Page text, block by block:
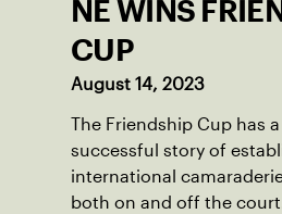
NE WINS
CUP
August 14, 2023
The Friendship Cup has
successful story of
international
both on and off the